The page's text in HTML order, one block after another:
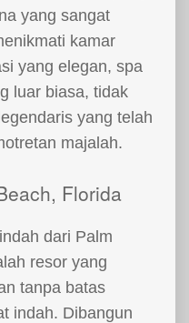
yang sangat
kamar
yang elegan, spa
luar biasa, tidak
yang telah
majalah.
Florida
dari Palm
resor yang
tanpa batas
indah. Dibangun